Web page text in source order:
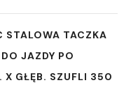
STALOWA TACZKA
JAZDY PO
X GŁĘB. SZUFLI 350